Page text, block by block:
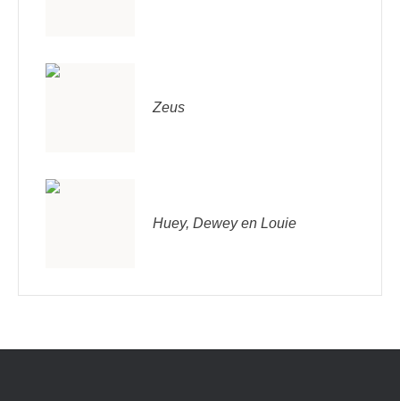
Zeus
Huey, Dewey en Louie